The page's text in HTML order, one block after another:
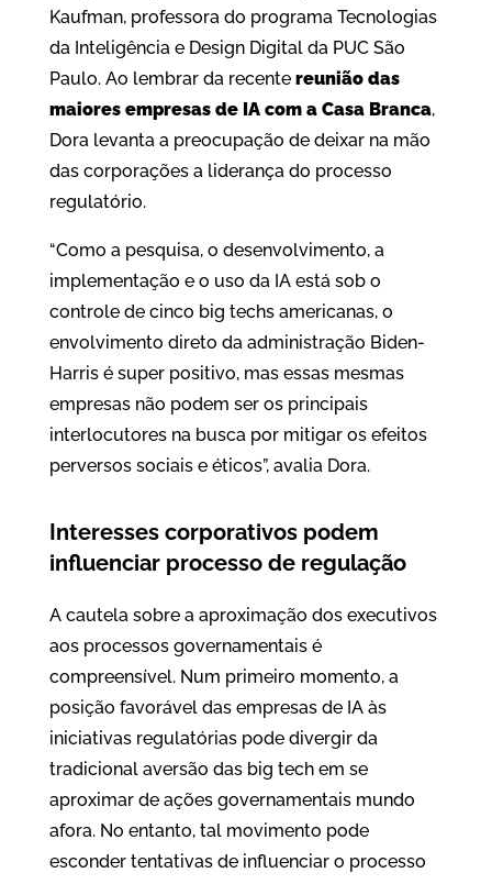
Kaufman, professora do programa Tecnologias
da Inteligência e Design Digital da PUC São
Paulo. Ao lembrar da recente reunião das
maiores empresas de IA com a Casa Branca,
Dora levanta a preocupação de deixar na mão
das corporações a liderança do processo
regulatório.
“Como a pesquisa, o desenvolvimento, a
implementação e o uso da IA está sob o
controle de cinco big techs americanas, o
envolvimento direto da administração Biden-
Harris é super positivo, mas essas mesmas
empresas não podem ser os principais
interlocutores na busca por mitigar os efeitos
perversos sociais e éticos”, avalia Dora.
Interesses corporativos podem
influenciar processo de regulação
A cautela sobre a aproximação dos executivos
aos processos governamentais é
compreensível. Num primeiro momento, a
posição favorável das empresas de IA às
iniciativas regulatórias pode divergir da
tradicional aversão das big tech em se
aproximar de ações governamentais mundo
afora. No entanto, tal movimento pode
esconder tentativas de influenciar o processo